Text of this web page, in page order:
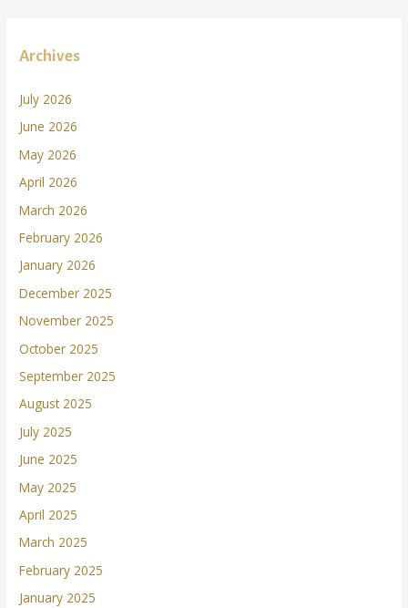
Archives
July 2026
June 2026
May 2026
April 2026
March 2026
February 2026
January 2026
December 2025
November 2025
October 2025
September 2025
August 2025
July 2025
June 2025
May 2025
April 2025
March 2025
February 2025
January 2025